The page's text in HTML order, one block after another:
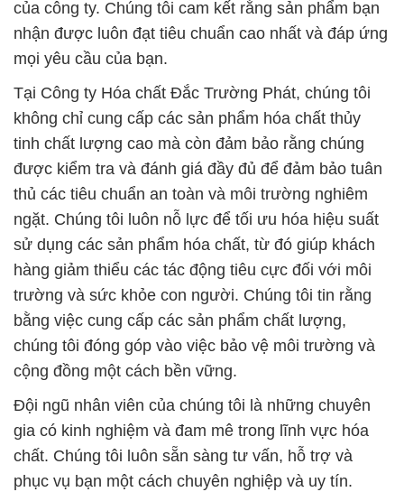
của công ty. Chúng tôi cam kết rằng sản phẩm bạn
nhận được luôn đạt tiêu chuẩn cao nhất và đáp ứng
mọi yêu cầu của bạn.
Tại Công ty Hóa chất Đắc Trường Phát, chúng tôi
không chỉ cung cấp các sản phẩm hóa chất thủy
tinh chất lượng cao mà còn đảm bảo rằng chúng
được kiểm tra và đánh giá đầy đủ để đảm bảo tuân
thủ các tiêu chuẩn an toàn và môi trường nghiêm
ngặt. Chúng tôi luôn nỗ lực để tối ưu hóa hiệu suất
sử dụng các sản phẩm hóa chất, từ đó giúp khách
hàng giảm thiểu các tác động tiêu cực đối với môi
trường và sức khỏe con người. Chúng tôi tin rằng
bằng việc cung cấp các sản phẩm chất lượng,
chúng tôi đóng góp vào việc bảo vệ môi trường và
cộng đồng một cách bền vững.
Đội ngũ nhân viên của chúng tôi là những chuyên
gia có kinh nghiệm và đam mê trong lĩnh vực hóa
chất. Chúng tôi luôn sẵn sàng tư vấn, hỗ trợ và
phục vụ bạn một cách chuyên nghiệp và uy tín.